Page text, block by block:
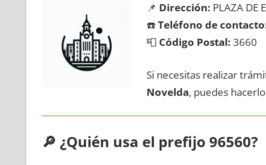
📌 Dirección: PLAZA DE
☎️Teléfono dе
📮 Código Postal: 3660
Si necesitas realizar
Novelda, puedes
🔎 ¿Quién usa el prefijo 96560?